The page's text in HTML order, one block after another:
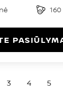
3 4 5